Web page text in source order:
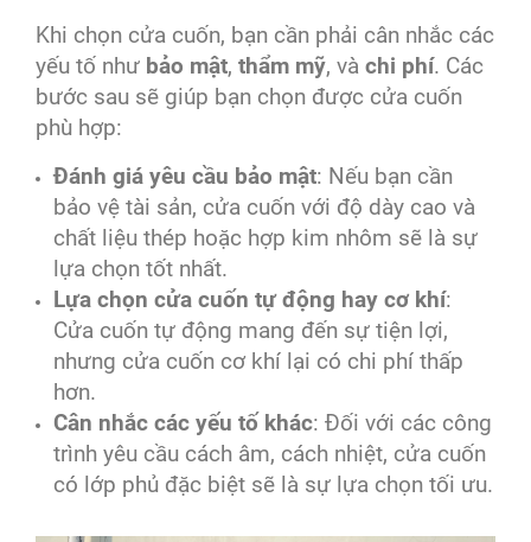
Khi chọn cửa cuốn, bạn cần phải cân nhắc các
yếu tố như bảo mật, thẩm mỹ, và chi phí. Các
bước sau sẽ giúp bạn chọn được cửa cuốn
phù hợp:
Đánh giá yêu cầu bảo mật: Nếu bạn cần
bảo vệ tài sản, cửa cuốn với độ dày cao và
chất liệu thép hoặc hợp kim nhôm sẽ là sự
lựa chọn tốt nhất.
Lựa chọn cửa cuốn tự động hay cơ khí:
Cửa cuốn tự động mang đến sự tiện lợi,
nhưng cửa cuốn cơ khí lại có chi phí thấp
hơn.
Cân nhắc các yếu tố khác: Đối với các công
trình yêu cầu cách âm, cách nhiệt, cửa cuốn
có lớp phủ đặc biệt sẽ là sự lựa chọn tối ưu.